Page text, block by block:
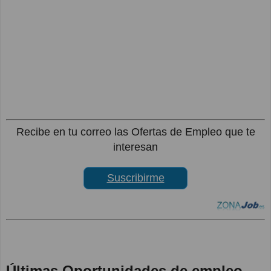
Recibe en tu correo las Ofertas de Empleo que te
interesan
Suscribirme